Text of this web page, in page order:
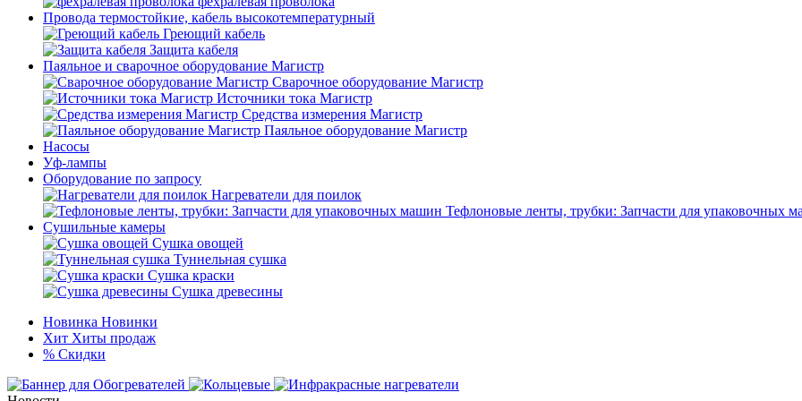
Провода термостойкие, кабель высокотемпературный
Греющий кабель
Защита кабеля
Паяльное и сварочное оборудование Магистр
Сварочное оборудование Магистр
Источники тока Магистр
Средства измерения Магистр
Паяльное оборудование Магистр
Насосы
Уф-лампы
Оборудование по запросу
Нагреватели для поилок
Тефлоновые ленты, трубки: Запчасти для упаковочных
Сушильные камеры
Сушка овощей
Туннельная сушка
Сушка краски
Сушка древесины
Новинка Новинки
Хит Хиты продаж
% Скидки